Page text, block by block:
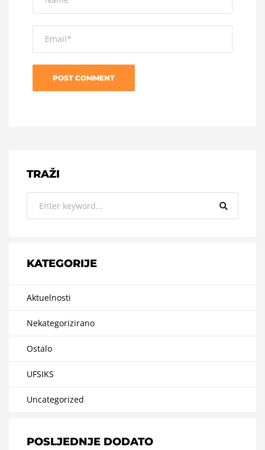
TRAŽI
KATEGORIJE
Aktuelnosti
Nekategorizirano
Ostalo
UFSIKS
Uncategorized
POSLJEDNJE DODATO